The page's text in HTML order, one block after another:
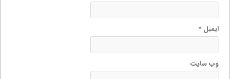
ایمیل*
وب‌ سایت